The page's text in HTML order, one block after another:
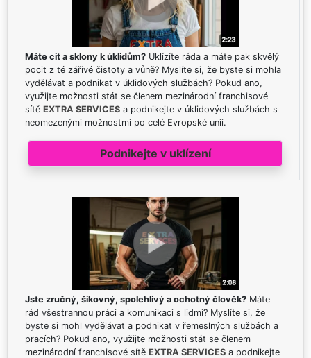
Máte cit a sklony k úklidům? Uklízíte ráda a máte pak skvělý
pocit z té zářivé čistoty a vůně? Myslíte si, že byste si mohla
vydělávat a podnikat v úklidových službách? Pokud ano,
využijte možnosti stát se členem mezinárodní franchisové
sítě EXTRA SERVICES a podnikejte v úklidových službách s
neomezenými možnostmi po celé Evropské unii.
Podnikejte v uklízení
Jste zručný, šikovný, spolehlivý a ochotný člověk? Máte
rád všestrannou práci a komunikaci s lidmi? Myslíte si, že
byste si mohl vydělávat a podnikat v řemeslných službách a
pracích? Pokud ano, využijte možnosti stát se členem
mezinárodní franchisové sítě EXTRA SERVICES a podnikejte